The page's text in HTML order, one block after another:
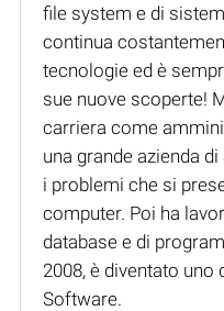
file system e di
continua
tecnologie ed è
sue nuove scoperte!
carriera come
una grande azienda
i problemi che si
computer. Poi ha
database e di
2008, è diventato
Software.